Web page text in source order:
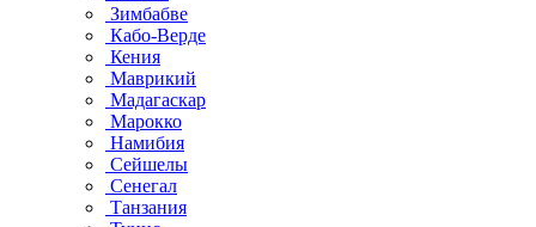
Зимбабве
Кабо-Верде
Кения
Маврикий
Мадагаскар
Марокко
Намибия
Сейшелы
Сенегал
Танзания